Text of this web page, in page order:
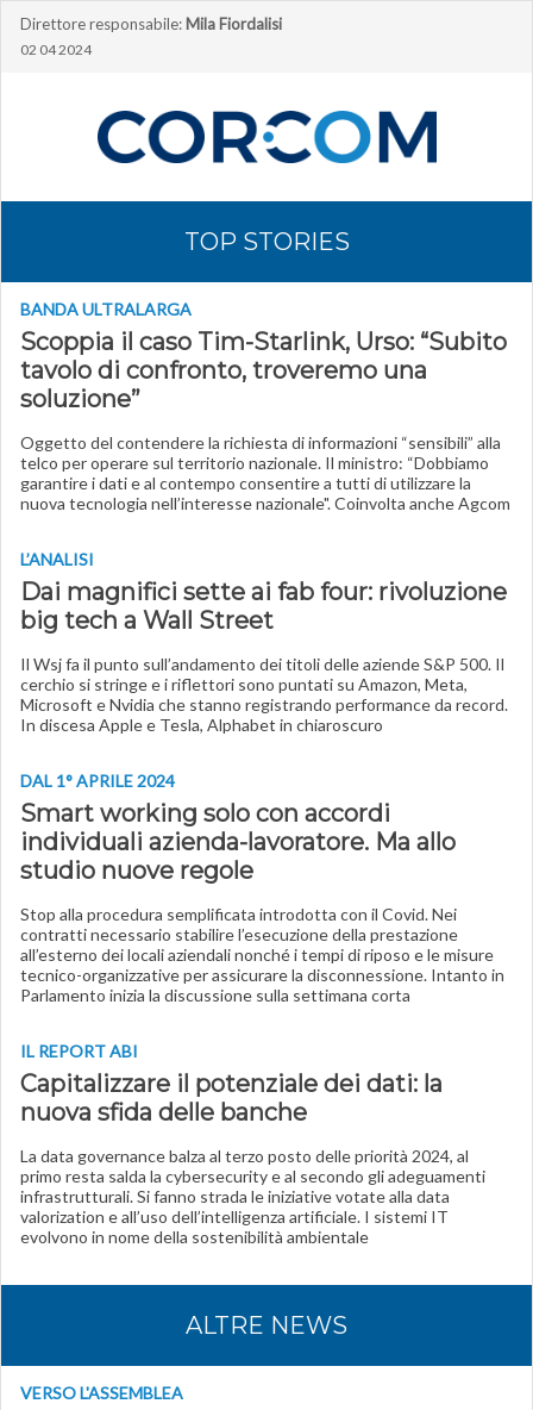
Direttore responsabile: Mila Fiordalisi
02 04 2024
TOP STORIES
BANDA ULTRALARGA
Scoppia il caso Tim-Starlink, Urso: “Subito
tavolo di confronto, troveremo una
soluzione”
Oggetto del contendere la richiesta di informazioni “sensibili” alla
telco per operare sul territorio nazionale. Il ministro: “Dobbiamo
garantire i dati e al contempo consentire a tutti di utilizzare la
nuova tecnologia nell’interesse nazionale". Coinvolta anche Agcom
L’ANALISI
Dai magnifici sette ai fab four: rivoluzione
big tech a Wall Street
Il Wsj fa il punto sull’andamento dei titoli delle aziende S&P 500. Il
cerchio si stringe e i riflettori sono puntati su Amazon, Meta,
Microsoft e Nvidia che stanno registrando performance da record.
In discesa Apple e Tesla, Alphabet in chiaroscuro
DAL 1° APRILE 2024
Smart working solo con accordi
individuali azienda-lavoratore. Ma allo
studio nuove regole
Stop alla procedura semplificata introdotta con il Covid. Nei
contratti necessario stabilire l’esecuzione della prestazione
all’esterno dei locali aziendali nonché i tempi di riposo e le misure
tecnico-organizzative per assicurare la disconnessione. Intanto in
Parlamento inizia la discussione sulla settimana corta
IL REPORT ABI
Capitalizzare il potenziale dei dati: la
nuova sfida delle banche
La data governance balza al terzo posto delle priorità 2024, al
primo resta salda la cybersecurity e al secondo gli adeguamenti
infrastrutturali. Si fanno strada le iniziative votate alla data
valorization e all’uso dell’intelligenza artificiale. I sistemi IT
evolvono in nome della sostenibilità ambientale
ALTRE NEWS
VERSO L'ASSEMBLEA